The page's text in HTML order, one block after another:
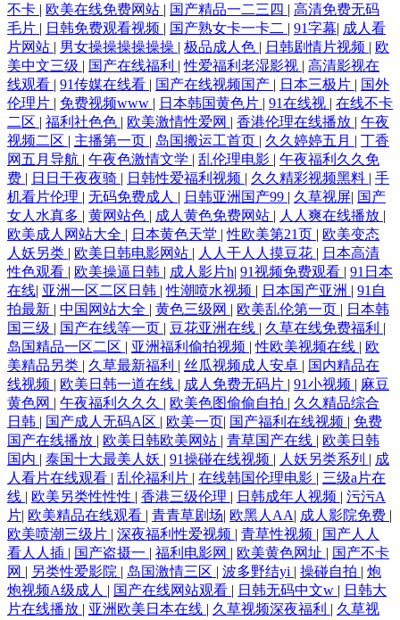
不卡 | 欧美在线免费网站 | 国产精品一二三四 | 高清免费无码
毛片 | 日韩免费观看视频 | 国产熟女卡一卡二 | 91字幕| 成人看
片网站 | 男女操操操操操操 | 极品成人色 | 日韩剧情片视频 | 欧
美中文三级 | 国产在线福利 |性爱福利老湿影视 | 高清影视在
线观看 | 91传媒在线看 | 国产在线视频国产 | 日本三极片 | 国外
伦理片 | 免费视频www | 日本韩国黄色片 | 91在线视 | 在线不卡
二区 | 福利社色色 | 欧美激情性爱网 | 香港伦理在线播放 | 午夜
视频二区 | 主播第一页 | 岛国搬运工首页 | 久久婷婷五月 | 丁香
网五月导航 | 午夜色激情文学 | 乱伦理电影 | 午夜福利久久免
费 | 日日干夜夜骑 | 日韩性爱福利视频 | 久久精彩视频黑料 | 手
机看片伦理 | 无码免费成人 | 日韩亚洲国产99 | 久草视屏| 国产
女人水真多 | 黄网站色 | 成人黄色免费网站 | 人人爽在线播放 |
欧美成人网站大全 | 日本黄色天堂 |性欧美第21页 | 欧美变态
人妖另类 | 欧美日韩电影网站 | 人人干人人摸豆花 | 日本高清
性色观看 | 欧美操逼日韩 | 成人影片h| 91视频免费观看 | 91日本
在线| 亚洲一区二区日韩 |性潮喷水视频 | 日本国产亚洲 | 91自
拍最新 | 中国网站大全 | 黄色三级网 | 欧美乱伦第一页 | 日本韩
国三级 | 国产在线等一页 | 豆花亚洲在线 | 久草在线免费福利 |
岛国精品一区二区 | 亚洲福利偷拍视频 |性欧美视频在线 | 欧
美精品另类 | 久草最新福利 | 丝瓜视频成人安卓 | 国内精品在
线视频 | 欧美日韩一道在线 | 成人免费无码片 | 91小视频 | 麻豆
黄色网 | 午夜福利久久久 | 欧美色图偷偷自拍 | 久久精品综合
日韩 | 国产成人无码A区 | 欧美一页| 国产福利在线视频 | 免费
国产在线播放 | 欧美日韩欧美网站 | 青草国产在线 | 欧美日韩
国内 | 泰国十大最美人妖 | 91操碰在线视频 | 人妖另类系列 | 成
人看片在线观看 | 乱伦福利片 | 在线韩国伦理电影 | 三级a片在
线 | 欧美另类性性性 | 香港三级伦理 | 日韩成年人视频 | 污污A
片| 欧美精品在线观看 | 青青草剧场| 欧黑人AA| 成人影院免费 |
欧美喷潮三级片 | 深夜福利性爱视频 | 青草性视频 | 国产人人
看人人插 | 国产盗摄一 | 福利电影网 | 欧美黄色网址 | 国产不卡
网 | 另类性爱影院 | 岛国激情三区 | 波多野结yi | 操碰自拍 | 炮
炮视频A级成人 | 国产在线网站观看 | 日韩无码中文w | 日韩大
片在线播放 | 亚洲欧美日本在线 | 久草视频深夜福利 | 久草视